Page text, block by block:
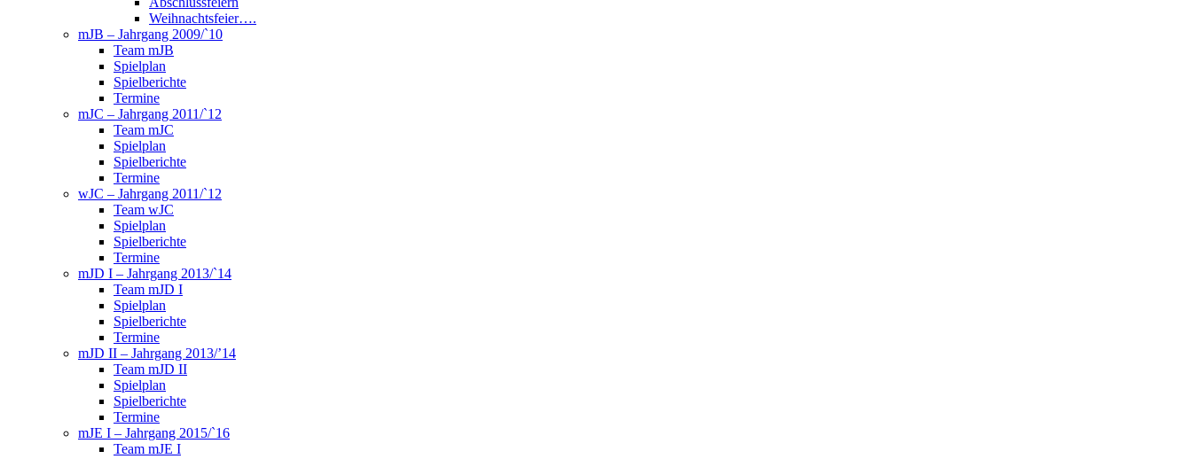
Weihnachtsfeier….
mJB – Jahrgang 2009/`10
Team mJB
Spielplan
Spielberichte
Termine
mJC – Jahrgang 2011/`12
Team mJC
Spielplan
Spielberichte
Termine
wJC – Jahrgang 2011/`12
Team wJC
Spielplan
Spielberichte
Termine
mJD I – Jahrgang 2013/`14
Team mJD I
Spielplan
Spielberichte
Termine
mJD II – Jahrgang 2013/’14
Team mJD II
Spielplan
Spielberichte
Termine
mJE I – Jahrgang 2015/`16
Team mJE I